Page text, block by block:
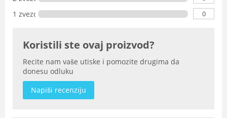
1 zvezdica 0
Koristili ste ovaj proizvod?
Recite nam vaše utiske i pomozite drugima da
donesu odluku
Napiši recenziju